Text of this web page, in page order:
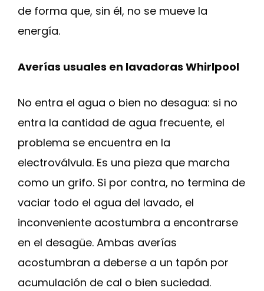
de forma que, sin él, no se mueve la
energía.
Averías usuales en lavadoras Whirlpool
No entra el agua o bien no desagua: si no
entra la cantidad de agua frecuente, el
problema se encuentra en la
electroválvula. Es una pieza que marcha
como un grifo. Si por contra, no termina de
vaciar todo el agua del lavado, el
inconveniente acostumbra a encontrarse
en el desagüe. Ambas averías
acostumbran a deberse a un tapón por
acumulación de cal o bien suciedad.